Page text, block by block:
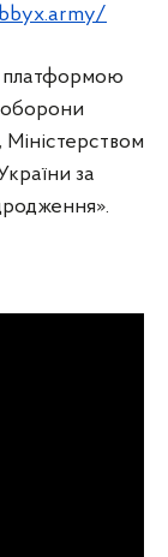
платформою
оборони
за